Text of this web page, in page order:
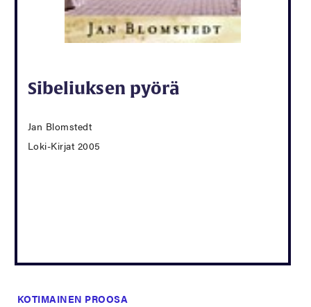
Sibeliuksen pyörä
Jan Blomstedt
Loki-Kirjat 2005
KOTIMAINEN PROOSA